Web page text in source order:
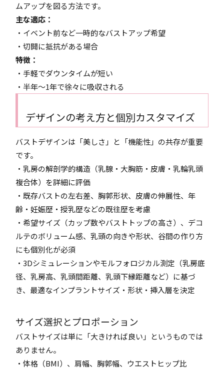
ムアップを図る方法です。
主な適応：
・イベント前など一時的なバストアップ希望
・切開に抵抗がある場合
特徴：
・手軽でダウンタイムが短い
・半年〜1年で徐々に吸収される
デザインの考え方と個別カスタマイズ
バストデザインは「美しさ」と「機能性」の共存が重要
です。
・乳房の解剖学的構造（乳腺・大胸筋・皮膚・乳輪乳頭
複合体）を詳細に評価
・既存バストの左右差、胸郭形状、皮膚の伸展性、年
齢・妊娠歴・授乳歴などの既往歴を考慮
・希望サイズ（カップ数やバストトップの高さ）、デコ
ルテのボリューム感、乳頭の向きや形状、谷間の作り方
にも個別化が必須
・3Dシミュレーションやモルフォロジカル測定（乳房底
径、乳房高、乳頭間距離、乳頭下縁距離など）に基づ
き、最適なインプラントサイズ・形状・挿入層を決定
サイズ選択とプロポーション
バストサイズは単に「大きければ良い」というものでは
ありません。
・体格（BMI）、肩幅、胸郭幅、ウエストヒップ比